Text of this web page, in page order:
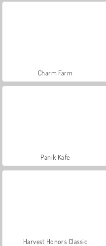
Charm Farm
Panik Kafe
Harvest Honors Classic